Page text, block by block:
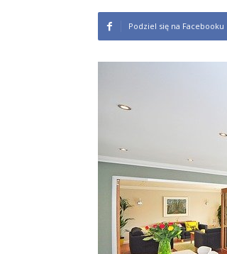
Podziel się na Facebooku